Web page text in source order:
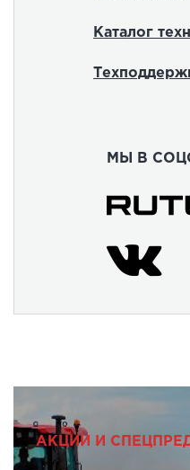
Каталог
МЫ В
АКЦИИ И